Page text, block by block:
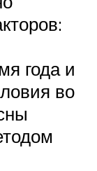
года и
во